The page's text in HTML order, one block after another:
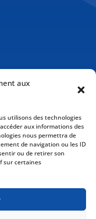
aux
utilisons des technologies
aux informations des
nous permettra de
de navigation ou les ID
ou de retirer son
sur certaines